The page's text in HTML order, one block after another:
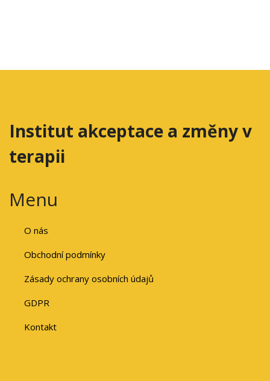
Institut akceptace a změny v
terapii
Menu
O nás
Obchodní podmínky
Zásady ochrany osobních údajů
GDPR
Kontakt